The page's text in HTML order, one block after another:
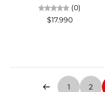
(0)
$17.990
1 2